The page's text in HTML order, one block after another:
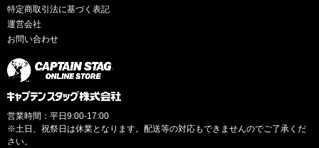
特定商取引法に基づく表記
運営会社
お問い合わせ
営業時間：平日9:00-17:00
※土日、祝祭日は休業となります。配送等の対応もできませんのでご了承くだ
さい。